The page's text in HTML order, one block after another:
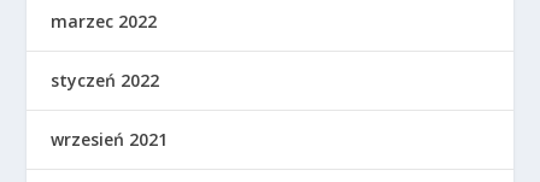
marzec 2022
styczeń 2022
wrzesień 2021